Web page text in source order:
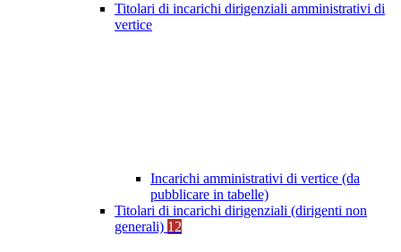
Titolari di incarichi dirigenziali amministrativi di
vertice
Incarichi amministrativi di vertice (da
pubblicare in tabelle)
Titolari di incarichi dirigenziali (dirigenti non
generali) 12